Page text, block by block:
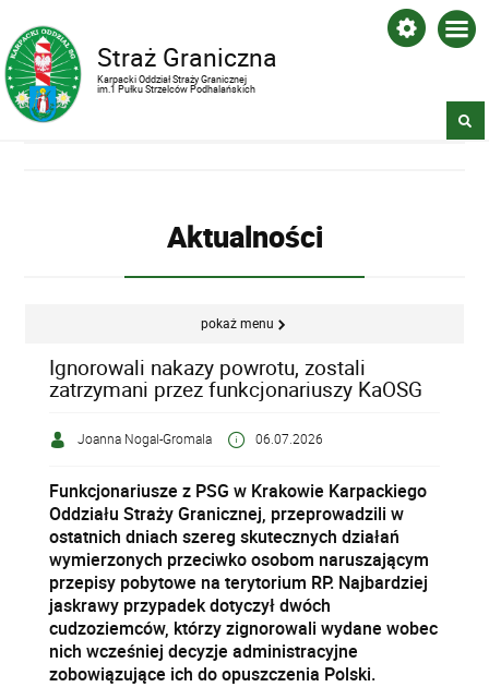
Straż Graniczna
Karpacki Oddział Straży Granicznej
im.1 Pułku Strzelców Podhalańskich
Aktualności
pokaż menu
Ignorowali nakazy powrotu, zostali
zatrzymani przez funkcjonariuszy KaOSG
Joanna Nogal-Gromala 06.07.2026
Funkcjonariusze z PSG w Krakowie Karpackiego
Oddziału Straży Granicznej, przeprowadzili w
ostatnich dniach szereg skutecznych działań
wymierzonych przeciwko osobom naruszającym
przepisy pobytowe na terytorium RP. Najbardziej
jaskrawy przypadek dotyczył dwóch
cudzoziemców, którzy zignorowali wydane wobec
nich wcześniej decyzje administracyjne
zobowiązujące ich do opuszczenia Polski.